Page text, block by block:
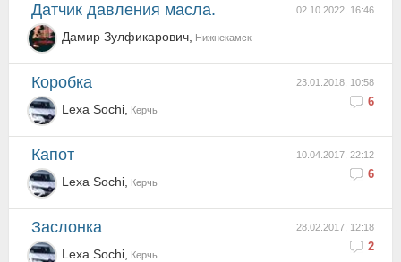
02.10.2022, 16:46
Датчик давления масла.
Дамир Зулфикарович, Нижнекамск
23.01.2018, 10:58
6
коробка
Lexa Sochi, Керчь
10.04.2017, 22:12
6
капот
Lexa Sochi, Керчь
28.02.2017, 12:18
2
заслонка
Lexa Sochi, Керчь